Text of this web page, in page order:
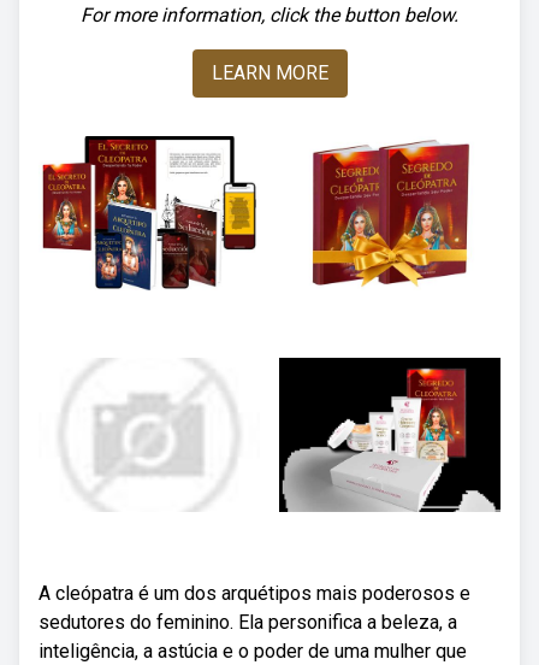
For more information, click the button below.
LEARN MORE
A cleópatra é um dos arquétipos mais poderosos e
sedutores do feminino. Ela personifica a beleza, a
inteligência, a astúcia e o poder de uma mulher que